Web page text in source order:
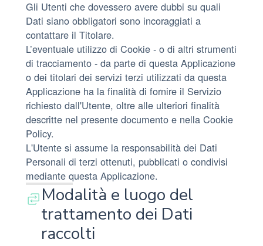
Gli Utenti che dovessero avere dubbi su quali
Dati siano obbligatori sono incoraggiati a
contattare il Titolare.
L’eventuale utilizzo di Cookie - o di altri strumenti
di tracciamento - da parte di questa Applicazione
o dei titolari dei servizi terzi utilizzati da questa
Applicazione ha la finalità di fornire il Servizio
richiesto dall'Utente, oltre alle ulteriori finalità
descritte nel presente documento e nella Cookie
Policy.
L'Utente si assume la responsabilità dei Dati
Personali di terzi ottenuti, pubblicati o condivisi
mediante questa Applicazione.
Modalità e luogo del
trattamento dei Dati
raccolti